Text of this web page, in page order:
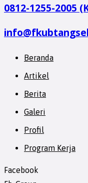
0812-1255-2005
Beranda
Artikel
Berita
Galeri
Profil
Program Kerja
Facebook